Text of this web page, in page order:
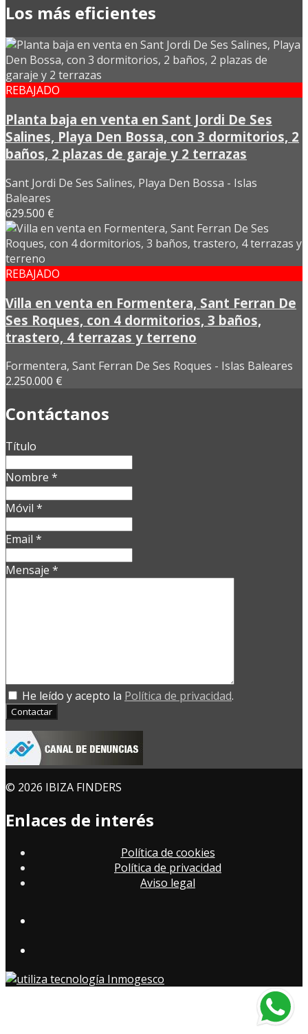
Los más eficientes
REBAJADO
Planta baja en venta en Sant Jordi De Ses
Salines, Playa Den Bossa, con 3 dormitorios, 2
baños, 2 plazas de garaje y 2 terrazas
Sant Jordi De Ses Salines, Playa Den Bossa - Islas
Baleares
629.500 €
REBAJADO
Villa en venta en Formentera, Sant Ferran De
Ses Roques, con 4 dormitorios, 3 baños,
trastero, 4 terrazas y terreno
Formentera, Sant Ferran De Ses Roques - Islas Baleares
2.250.000 €
Contáctanos
Título
Nombre *
Móvil *
Email *
Mensaje *
He leído y acepto la Política de privacidad.
Contactar
© 2026 IBIZA FINDERS
Enlaces de interés
Política de cookies
Política de privacidad
Aviso legal